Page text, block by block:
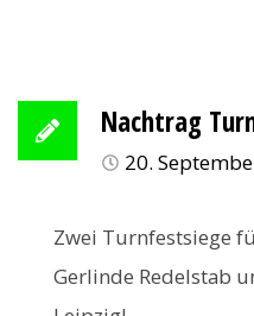
Nachtrag
20.
Zwei Turnfestsiege
Gerlinde Redelstab